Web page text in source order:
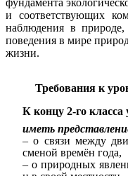
фундамента
и соответствующих
наблюдения в
поведения в мире
жизни.
Требования к
К концу 2-го
иметь
– о связи между
сменой времён года,
– о природных